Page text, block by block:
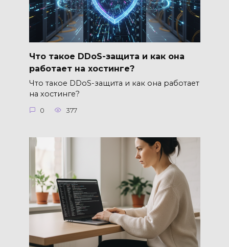
Что такое DDoS-защита и как она
работает на хостинге?
Что такое DDoS-защита и как она работает
на хостинге?
0 377